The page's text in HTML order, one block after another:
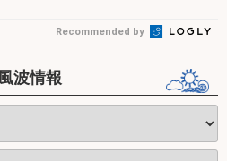
Recommended by
波情報